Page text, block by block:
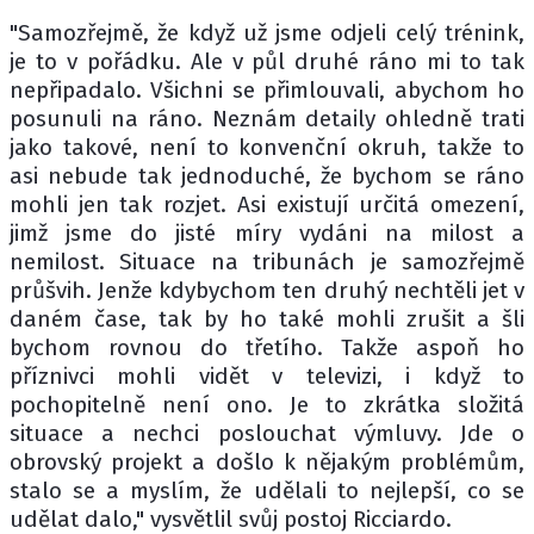
"Samozřejmě, že když už jsme odjeli celý trénink,
je to v pořádku. Ale v půl druhé ráno mi to tak
nepřipadalo. Všichni se přimlouvali, abychom ho
posunuli na ráno. Neznám detaily ohledně trati
jako takové, není to konvenční okruh, takže to
asi nebude tak jednoduché, že bychom se ráno
mohli jen tak rozjet. Asi existují určitá omezení,
jimž jsme do jisté míry vydáni na milost a
nemilost. Situace na tribunách je samozřejmě
průšvih. Jenže kdybychom ten druhý nechtěli jet v
daném čase, tak by ho také mohli zrušit a šli
bychom rovnou do třetího. Takže aspoň ho
příznivci mohli vidět v televizi, i když to
pochopitelně není ono. Je to zkrátka složitá
situace a nechci poslouchat výmluvy. Jde o
obrovský projekt a došlo k nějakým problémům,
stalo se a myslím, že udělali to nejlepší, co se
udělat dalo," vysvětlil svůj postoj Ricciardo.